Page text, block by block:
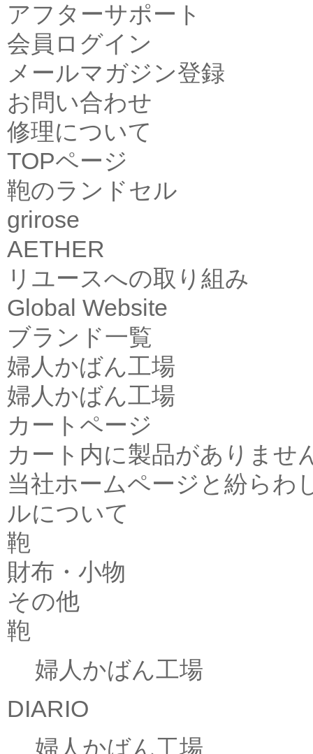
アフターサポート
会員ログイン
メールマガジン登録
お問い合わせ
修理について
TOPページ
鞄のランドセル
grirose
AETHER
リユースへの取り組み
Global Website
ブランド一覧
婦人かばん工場
婦人かばん工場
カートページ
カート内に製品がありませ
当社ホームページと紛らわ
ルについて
鞄
財布・小物
その他
鞄
婦人かばん工場
DIARIO
婦人かばん工場